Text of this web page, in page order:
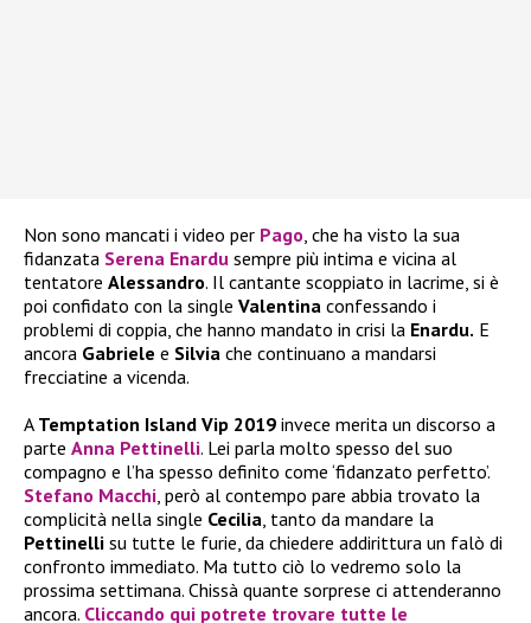
Non sono mancati i video per Pago, che ha visto la sua
fidanzata Serena Enardu sempre più intima e vicina al
tentatore Alessandro. Il cantante scoppiato in lacrime, si è
poi confidato con la single Valentina confessando i
problemi di coppia, che hanno mandato in crisi la Enardu. E
ancora Gabriele e Silvia che continuano a mandarsi
frecciatine a vicenda.
A Temptation Island Vip 2019 invece merita un discorso a
parte Anna Pettinelli. Lei parla molto spesso del suo
compagno e l’ha spesso definito come ‘fidanzato perfetto’.
Stefano Macchi, però al contempo pare abbia trovato la
complicità nella single Cecilia, tanto da mandare la
Pettinelli su tutte le furie, da chiedere addirittura un falò di
confronto immediato. Ma tutto ciò lo vedremo solo la
prossima settimana. Chissà quante sorprese ci attenderanno
ancora. Cliccando qui potrete trovare tutte le